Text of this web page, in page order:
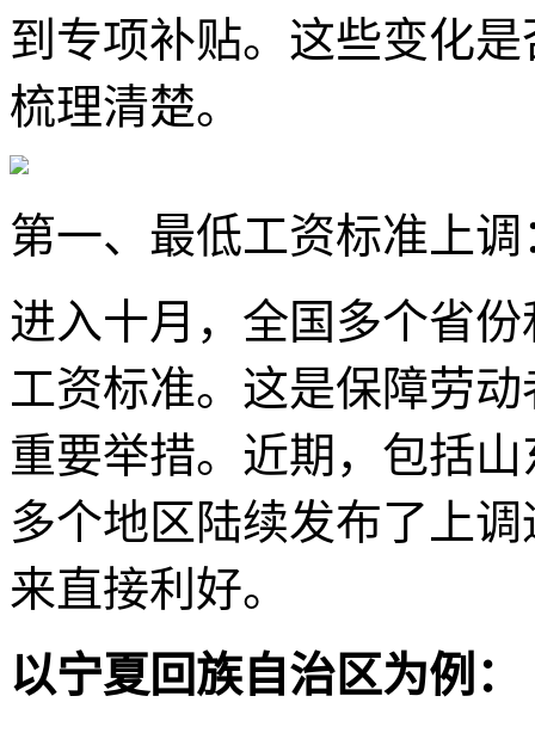
到专项补贴。这些变化
梳理清楚。
第一、最低工资标准上
进入十月，全国多个省
工资标准。这是保障劳
重要举措。近期，包括
多个地区陆续发布了上
来直接利好。
以宁夏回族自治区为例：